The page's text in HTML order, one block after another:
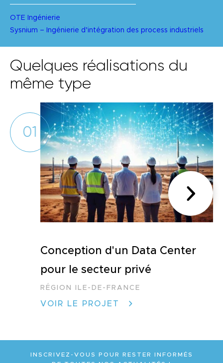
OTE Ingénierie
Sysnium – Ingénierie d’intégration des process industriels
Quelques réalisations du
même type
01
Conception d'un Data Center
pour le secteur privé
RÉGION ILE-DE-FRANCE
VOIR LE PROJET
INSCRIVEZ-VOUS POUR RESTER INFORMÉS